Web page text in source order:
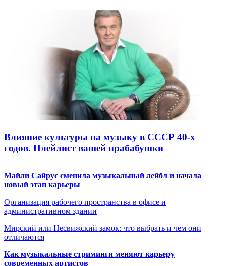
Влияние культуры на музыку в СССР 40-х
годов. Плейлист вашей прабабушки
Майли Сайрус сменила музыкальный лейбл и начала
новый этап карьеры
Организация рабочего пространства в офисе и
административном здании
Мирский или Несвижский замок: что выбрать и чем они
отличаются
Как музыкальные стриминги меняют карьеру
современных артистов